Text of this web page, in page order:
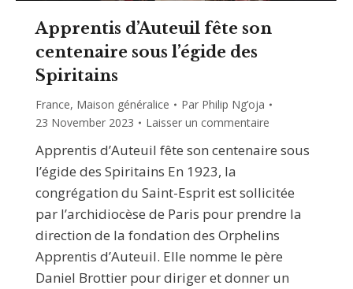
Apprentis d’Auteuil fête son
centenaire sous l’égide des
Spiritains
France, Maison généralice Par Philip Ng’oja
23 November 2023
Laisser un commentaire
Apprentis d’Auteuil fête son centenaire sous
l’égide des Spiritains En 1923, la
congrégation du Saint-Esprit est sollicitée
par l’archidiocèse de Paris pour prendre la
direction de la fondation des Orphelins
Apprentis d’Auteuil. Elle nomme le père
Daniel Brottier pour diriger et donner un